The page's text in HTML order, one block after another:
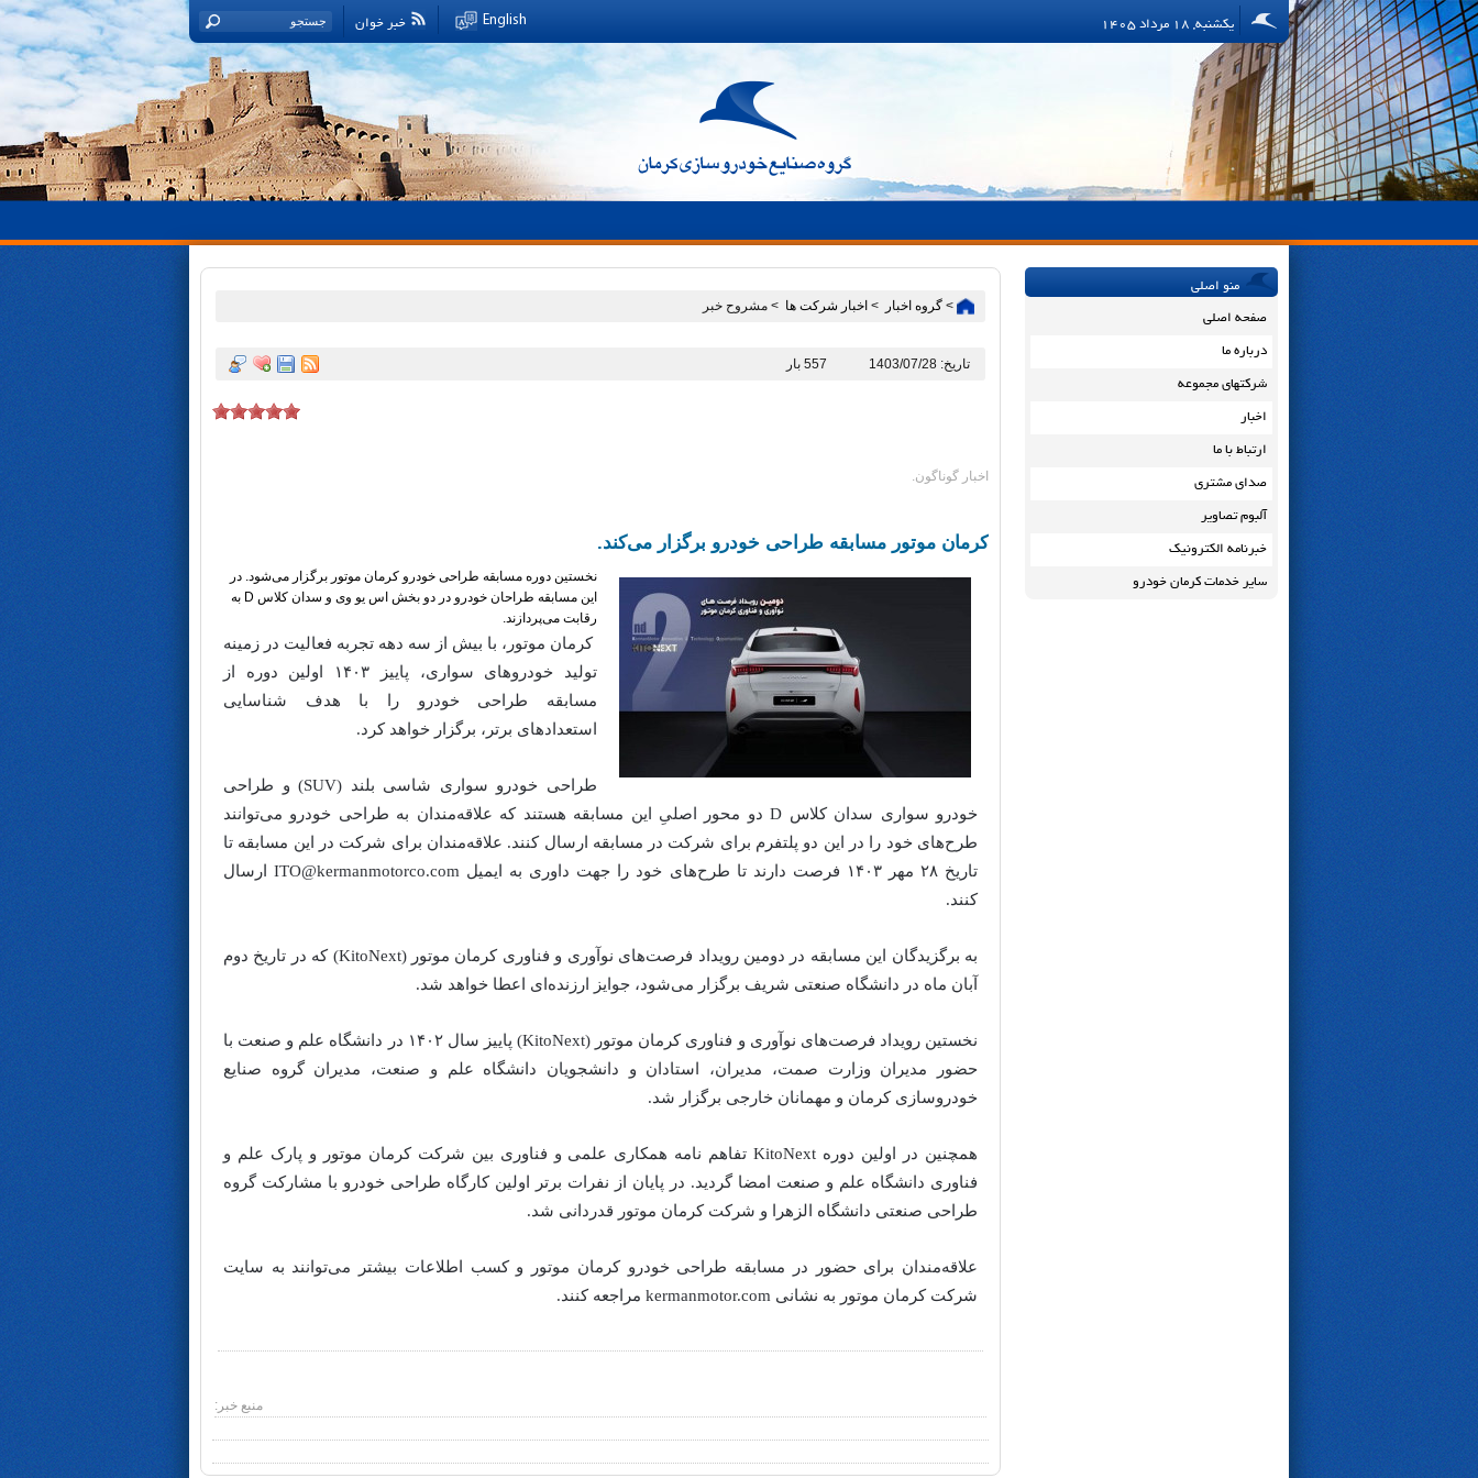
یکشنبه, 18 مرداد 1405 خبر خوان English
منو اصلی
صفحه اصلی
درباره ما
شرکتهای مجموعه
اخبار
ارتباط با ما
صدای مشتری
آلبوم تصاویر
خبرنامه الکترونیک
سایر خدمات کرمان خودرو
> گروه اخبار ‏ > اخبار شرکت ها ‏ > مشروح خبر
تاریخ: 1403/07/28 557 بار
اخبار گوناگون.
کرمان موتور مسابقه طراحی خودرو برگزار می‌کند.
نخستین دوره مسابقه طراحی خودرو کرمان موتور برگزار می‌شود. در
این مسابقه طراحان خودرو در دو بخش اس یو وی و سدان کلاس D به
رقابت می‎‌پردازند.
کرمان موتور، با بیش از سه دهه تجربه فعالیت در زمینه
تولید خودروهای سواری، پاییز ۱۴۰۳ اولین دوره از
مسابقه طراحی خودرو را با هدف شناسایی
استعدادهای برتر، برگزار خواهد کرد.
طراحی خودرو سواری شاسی بلند (SUV) و طراحی
خودرو سواری سدان کلاس D دو محور اصلیِ این مسابقه هستند که علاقه‌مندان به طراحی خودرو می‌توانند
طرح‌های خود را در این دو پلتفرم برای شرکت در مسابقه ارسال کنند. علاقه‌مندان برای شرکت در این مسابقه تا
تاریخ ۲۸ مهر ۱۴۰۳ فرصت دارند تا طرح‌های خود را جهت داوری به ایمیل ITO@kermanmotorco.com ارسال
کنند.
به برگزیدگان این مسابقه در دومین رویداد فرصت‌های نوآوری و فناوری کرمان موتور (KitoNext) که در تاریخ دوم
آبان ماه در دانشگاه صنعتی شریف برگزار می‌شود، جوایز ارزنده‌ای اعطا خواهد شد.
نخستین رویداد فرصت‌های نوآوری و فناوری کرمان موتور (KitoNext) پاییز سال ۱۴۰۲ در دانشگاه علم و صنعت با
حضور مدیران وزارت صمت، مدیران، استادان و دانشجویان دانشگاه علم و صنعت، مدیران گروه صنایع
خودروسازی کرمان و مهمانان خارجی برگزار شد.
همچنین در اولین دوره KitoNext تفاهم نامه همکاری علمی و فناوری بین شرکت کرمان موتور و پارک علم و
فناوری دانشگاه علم و صنعت امضا گردید. در پایان از نفرات برتر اولین کارگاه طراحی خودرو با مشارکت گروه
طراحی صنعتی دانشگاه الزهرا و شرکت کرمان موتور قدردانی شد.
علاقه‌مندان برای حضور در مسابقه طراحی خودرو کرمان موتور و کسب اطلاعات بیشتر می‌توانند به سایت
شرکت کرمان موتور به نشانی kermanmotor.com مراجعه کنند.
منبع خبر: